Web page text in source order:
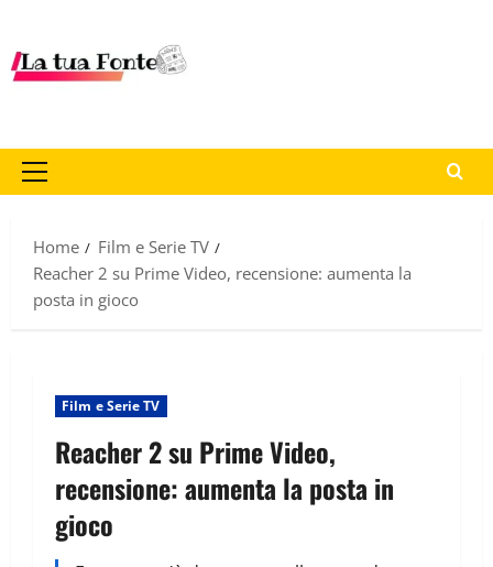
Home
Film e Serie TV
Reacher 2 su Prime Video, recensione: aumenta la
posta in gioco
Film e Serie TV
Reacher 2 su Prime Video,
recensione: aumenta la posta in
gioco